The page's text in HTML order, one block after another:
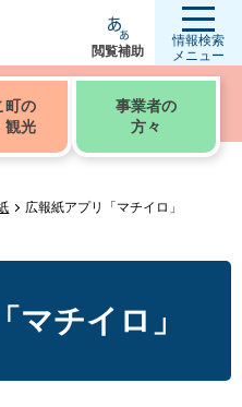
閲覧補助
情報検索
メニュー
町の
観光
事業者の
方々
広報紙アプリ「マチイロ」
マチイロ」